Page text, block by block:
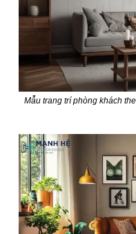
Mẫu trang trí phòng khách